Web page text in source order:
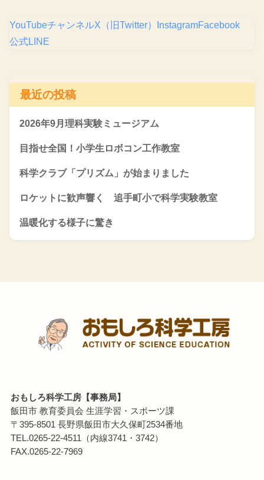
YouTubeチャンネルX（旧Twitter） InstagramFacebook
公式LINE
最近の投稿
2026年9月理科実験ミュージアム
目指せ全国！小学生ロボコン工作教室
科学クラブ「プリズム」が始まりました
ロケットに歓声響く 追手町小で科学実験教室
温暖化する様子に驚き
おもしろ科学工房【事務局】
飯田市 教育委員会 生涯学習・スポーツ課
〒395-8501 長野県飯田市大久保町2534番地
TEL.0265-22-4511（内線3741・3742）
FAX.0265-22-7969